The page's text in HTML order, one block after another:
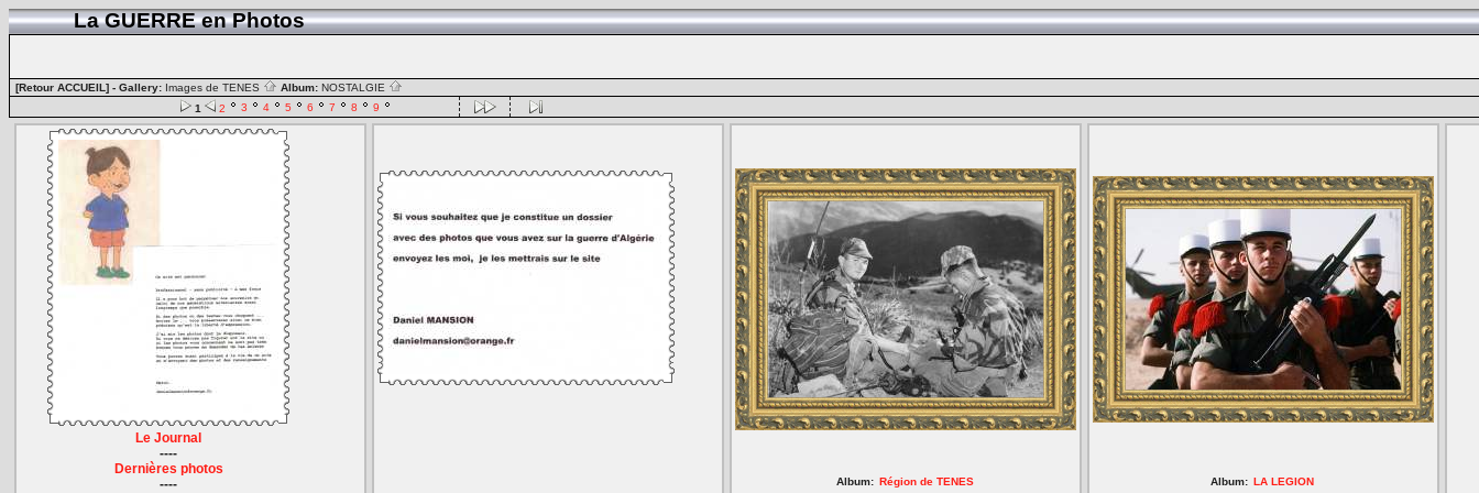
La GUERRE en Photos
[Retour ACCUEIL] - Gallery: Images de TENES Album: NOSTALGIE
1
2 3 4 5 6 7 8 9
Le Journal
----
Dernières photos
----
Album: Région de TENES Album: LA LEGION